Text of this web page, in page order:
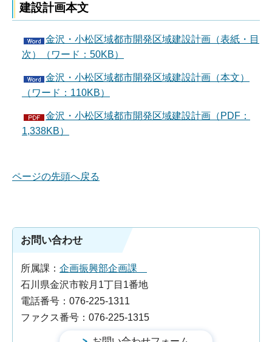
建設計画本文
金沢・小松区域都市開発区域建設計画（表紙・目
次）（ワード：50KB）
金沢・小松区域都市開発区域建設計画（本文）
（ワード：110KB）
金沢・小松区域都市開発区域建設計画（PDF：
1,338KB）
ページの先頭へ戻る
お問い合わせ
所属課： 企画振興部企画課
石川県金沢市鞍月1丁目1番地
電話番号：076-225-1311
ファクス番号：076-225-1315